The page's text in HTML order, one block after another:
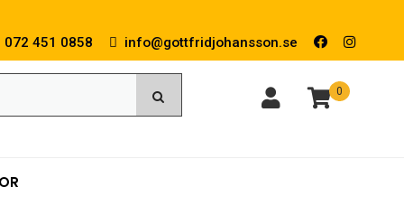
072 451 0858
info@gottfridjohansson.se
0